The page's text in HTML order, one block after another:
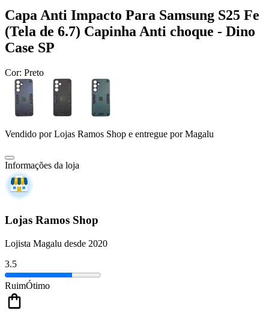
Capa Anti Impacto Para Samsung S25 Fe
(Tela de 6.7) Capinha Anti choque - Dino
Case SP
Cor: Preto
Vendido porLojas Ramos Shop e entregue por Magalu
Informações da loja
Lojas Ramos Shop
Lojista Magalu desde 2020
3.5
RuimÓtimo